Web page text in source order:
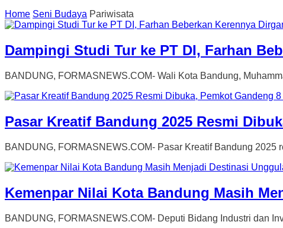
Home Seni Budaya Pariwisata
Dampingi Studi Tur ke PT DI, Farhan
BANDUNG, FORMASNEWS.COM- Wali Kota Bandung,
Pasar Kreatif Bandung 2025 Resmi
BANDUNG, FORMASNEWS.COM- Pasar Kreatif Bandung 2025
Kemenpar Nilai Kota Bandung Masih
BANDUNG, FORMASNEWS.COM- Deputi Bidang Industri dan